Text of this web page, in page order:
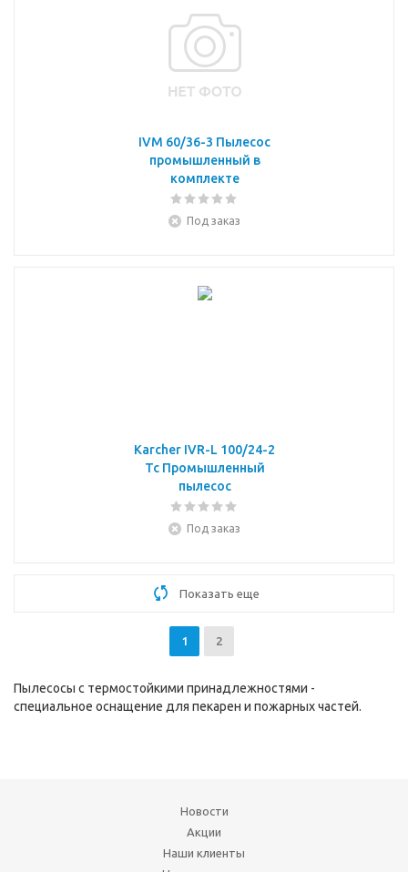
IVM 60/36-3 Пылесос
промышленный в
комплекте
Под заказ
Karcher IVR-L 100/24-2
Tc Промышленный
пылесос
Под заказ
Показать еще
1 2
Пылесосы с термостойкими принадлежностями -
специальное оснащение для пекарен и пожарных частей.
Новости
Акции
Наши клиенты